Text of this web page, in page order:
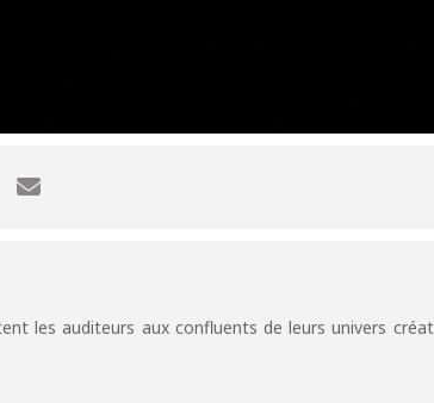
les auditeurs aux confluents de leurs univers